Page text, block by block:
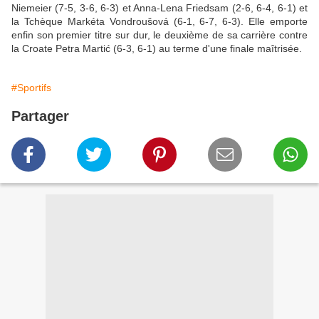
Niemeier (7-5, 3-6, 6-3) et Anna-Lena Friedsam (2-6, 6-4, 6-1) et
la Tchèque Markéta Vondroušová (6-1, 6-7, 6-3). Elle emporte
enfin son premier titre sur dur, le deuxième de sa carrière contre
la Croate Petra Martić (6-3, 6-1) au terme d'une finale maîtrisée.
#Sportifs
Partager